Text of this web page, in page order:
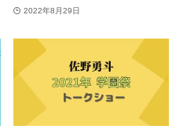
2022年8月29日